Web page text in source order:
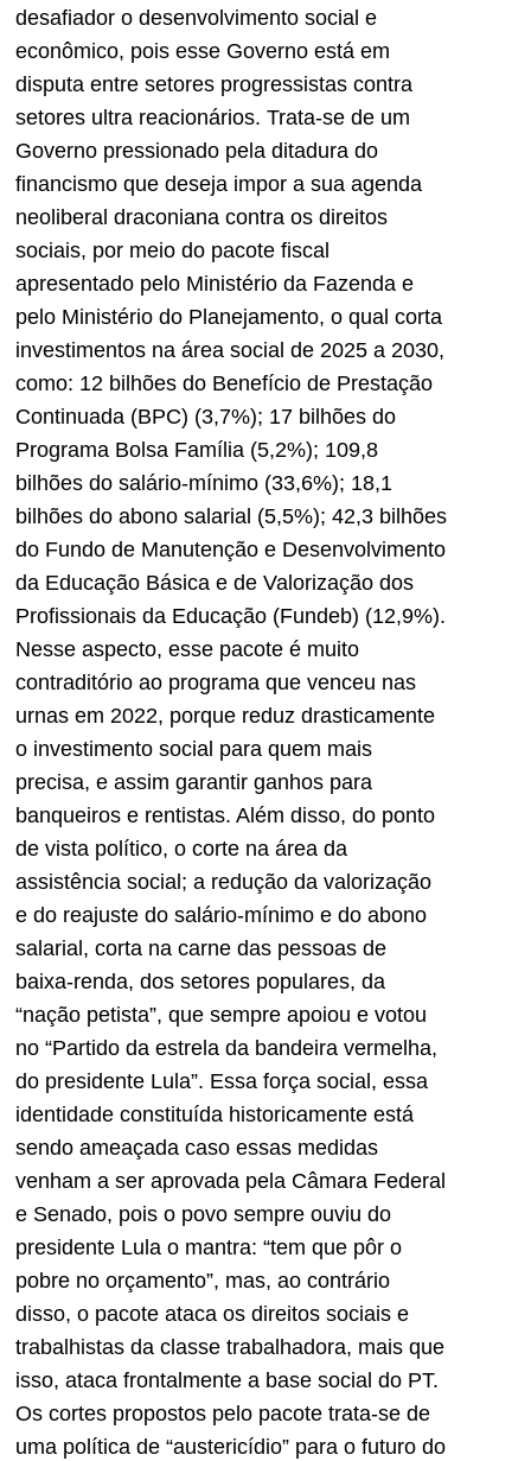
desafiador o desenvolvimento social e
econômico, pois esse Governo está em
disputa entre setores progressistas contra
setores ultra reacionários. Trata-se de um
Governo pressionado pela ditadura do
financismo que deseja impor a sua agenda
neoliberal draconiana contra os direitos
sociais, por meio do pacote fiscal
apresentado pelo Ministério da Fazenda e
pelo Ministério do Planejamento, o qual corta
investimentos na área social de 2025 a 2030,
como: 12 bilhões do Benefício de Prestação
Continuada (BPC) (3,7%); 17 bilhões do
Programa Bolsa Família (5,2%); 109,8
bilhões do salário-mínimo (33,6%); 18,1
bilhões do abono salarial (5,5%); 42,3 bilhões
do Fundo de Manutenção e Desenvolvimento
da Educação Básica e de Valorização dos
Profissionais da Educação (Fundeb) (12,9%).
Nesse aspecto, esse pacote é muito
contraditório ao programa que venceu nas
urnas em 2022, porque reduz drasticamente
o investimento social para quem mais
precisa, e assim garantir ganhos para
banqueiros e rentistas. Além disso, do ponto
de vista político, o corte na área da
assistência social; a redução da valorização
e do reajuste do salário-mínimo e do abono
salarial, corta na carne das pessoas de
baixa-renda, dos setores populares, da
“nação petista”, que sempre apoiou e votou
no “Partido da estrela da bandeira vermelha,
do presidente Lula”. Essa força social, essa
identidade constituída historicamente está
sendo ameaçada caso essas medidas
venham a ser aprovada pela Câmara Federal
e Senado, pois o povo sempre ouviu do
presidente Lula o mantra: “tem que pôr o
pobre no orçamento”, mas, ao contrário
disso, o pacote ataca os direitos sociais e
trabalhistas da classe trabalhadora, mais que
isso, ataca frontalmente a base social do PT.
Os cortes propostos pelo pacote trata-se de
uma política de “austericídio” para o futuro do